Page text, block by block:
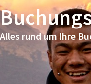
Alles rund um Ihre